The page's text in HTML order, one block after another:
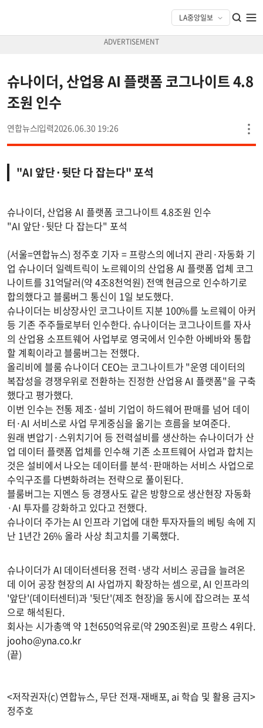
슈나이더, 산업용 AI 플랫폼 코그나이트 4.8
조원 인수
연합뉴스 2026.06.30 19:26
"AI 앞단·뒷단 다 잡는다" 포석
슈나이더, 산업용 AI 플랫폼 코그나이트 4.8조원 인수
"AI 앞단·뒷단 다 잡는다" 포석
(서울=연합뉴스) 정주호 기자 = 프랑스의 에너지 관리·자동화 기
업 슈나이더 일렉트릭이 노르웨이의 산업용 AI 플랫폼 업체 코그
나이트를 31억달러(약 4조8천억원) 전액 현금으로 인수하기로
합의했다고 블룸버그 통신이 1일 보도했다.
슈나이더는 비상장사인 코그나이트 지분 100%를 노르웨이 아커
등 기존 주주들로부터 인수한다. 슈나이더는 코그나이트를 자사
의 산업용 소프트웨어 사업부로 영국에서 인수한 아베바와 통합
할 계획이라고 블룸버그는 전했다.
올리비에 블룸 슈나이더 CEO는 코그나이트가 "운영 데이터의
복잡성을 경쟁우위로 전환하는 진정한 산업용 AI 플랫폼"을 구축
했다고 평가했다.
이번 인수는 전통 제조·설비 기업이 하드웨어 판매를 넘어 데이
터·AI 서비스로 사업 무게중심을 옮기는 흐름을 보여준다.
원래 변압기·스위치기어 등 전력설비를 생산하는 슈나이더가 산
업 데이터 플랫폼 업체를 인수해 기존 소프트웨어 사업과 합치는
것은 설비에서 나오는 데이터를 분석·판매하는 서비스 사업으로
수익구조를 다변화하려는 전략으로 풀이된다.
블룸버그는 지멘스 등 경쟁사도 같은 방향으로 생산현장 자동화
·AI 투자를 강화하고 있다고 전했다.
슈나이더 주가는 AI 인프라 기업에 대한 투자자들의 베팅 속에 지
난 1년간 26% 올라 사상 최고치를 기록했다.
슈나이더가 AI 데이터센터용 전력·냉각 서비스 공급을 늘려온
데 이어 공장 현장의 AI 사업까지 확장하는 셈으로, AI 인프라의
'앞단'(데이터센터)과 '뒷단'(제조 현장)을 동시에 잡으려는 포석
으로 해석된다.
회사는 시가총액 약 1천650억유로(약 290조원)로 프랑스 4위다.
jooho@yna.co.kr
(끝)
<저작권자(c) 연합뉴스, 무단 전재-재배포, ai 학습 및 활용 금지>
정주호